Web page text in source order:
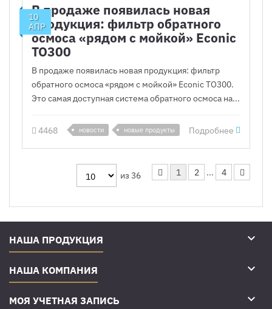
10
АПР
В продаже появилась новая
продукция: фильтр обратного
осмоса «рядом с мойкой» Econic
TO300
В продаже появилась новая продукция: фильтр
обратного осмоса «рядом с мойкой» Econic TO300.
Это самая доступная система обратного осмоса на...
4468 новости новые продукты Подробнее
из 36 1 2 ... 4
НАША ПРОДУКЦИЯ 
НАША КОМПАНИЯ 
МОЯ УЧЕТНАЯ ЗАПИСЬ 